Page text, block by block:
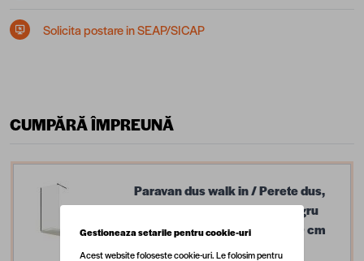
Solicita postare in SEAP/SICAP
CUMPĂRĂ ÎMPREUNĂ
Paravan dus walk in / Perete dus,
sticla sablata 6 mm, profil negru
mat, tija extensibila, 90 x 200 cm
549,99 lei
Gestioneaza setarile pentru cookie-uri
Acest website foloseste cookie-uri. Le folosim pentru